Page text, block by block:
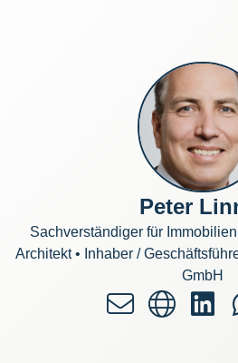
Peter
Sachverständiger für
Architekt • Inhaber /
GmbH